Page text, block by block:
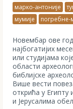
марко-антоније
мумије
погребне-
Новембар ове
најбогатијих
или студијама
области
библијске
Више вести
открића у Египту
и Јерусалима